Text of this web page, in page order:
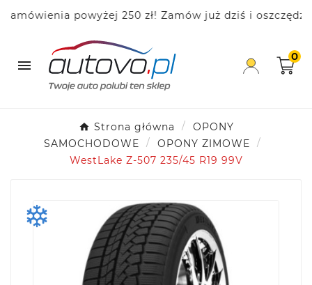
powyżej 250 zł! Zamów już dziś i oszczędzaj!

0
Strona główna
OPONY
SAMOCHODOWE
OPONY ZIMOWE
WestLake Z-507 235/45 R19 99V